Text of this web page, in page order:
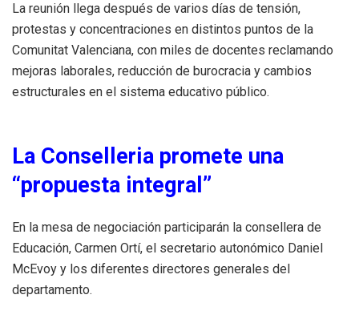
La reunión llega después de varios días de tensión,
protestas y concentraciones en distintos puntos de la
Comunitat Valenciana, con miles de docentes reclamando
mejoras laborales, reducción de burocracia y cambios
estructurales en el sistema educativo público.
La Conselleria promete una
“propuesta integral”
En la mesa de negociación participarán la consellera de
Educación, Carmen Ortí, el secretario autonómico Daniel
McEvoy y los diferentes directores generales del
departamento.